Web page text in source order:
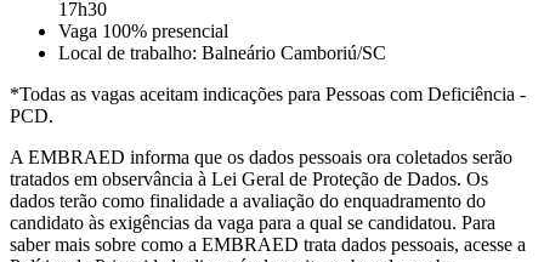
17h30
Vaga 100% presencial
Local de trabalho: Balneário Camboriú/SC
*Todas as vagas aceitam indicações para Pessoas com Deficiência -
PCD.
A EMBRAED informa que os dados pessoais ora coletados serão
tratados em observância à Lei Geral de Proteção de Dados. Os
dados terão como finalidade a avaliação do enquadramento do
candidato às exigências da vaga para a qual se candidatou. Para
saber mais sobre como a EMBRAED trata dados pessoais, acesse a